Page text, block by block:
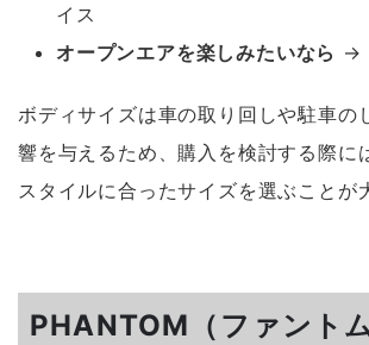
イス
オープンエアを楽しみたいなら →
ボディサイズは車の取り回しや駐車の
響を与えるため、購入を検討する際に
スタイルに合ったサイズを選ぶことが
PHANTOM（ファント